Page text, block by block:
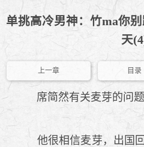
单挑高冷男神：竹ma你
天
上一章 目录
席简然有关麦芽的问
他很相信麦芽，出国